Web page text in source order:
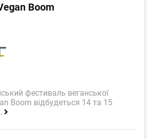
Boom
фестиваль веганської
Boom відбудеться 14 та 15